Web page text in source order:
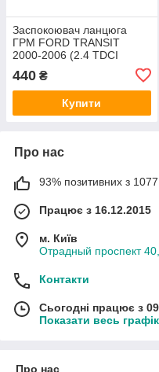
Заспокоювач ланцюга
ГРМ FORD TRANSIT
2000-2006 (2.4 TDCI
440 ₴
Купити
Про нас
93% позитивних з 1077
Працює з 16.12.2015
м. Київ
Отрадный проспект 40,
Контакти
Сьогодні працює з
Показати весь
Про нас